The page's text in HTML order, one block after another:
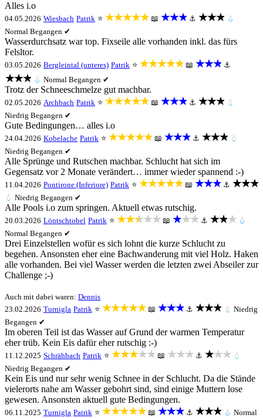
Alles i.o
04.05.2026 Wiesbach Patrik ⭐ ★★★★★ 📖 ★★★ ⚓ ★★★ 💧
Normal Begangen ✔
Wasserdurchsatz war top. Fixseile alle vorhanden inkl. das fürs
Felsltor.
03.05.2026 Bergleintal (unteres) Patrik ⭐ ★★★★★ 📖 ★★★ ⚓
★★★ 💧 Normal Begangen ✔
Trotz der Schneeschmelze gut machbar.
02.05.2026 Archbach Patrik ⭐ ★★★★★ 📖 ★★★ ⚓ ★★★ 💧
Niedrig Begangen ✔
Gute Bedingungen… alles i.o
24.04.2026 Kobelache Patrik ⭐ ★★★★★ 📖 ★★★ ⚓ ★★★ 💧
Niedrig Begangen ✔
Alle Sprünge und Rutschen machbar. Schlucht hat sich im
Gegensatz vor 2 Monate verändert… immer wieder spannend :-)
11.04.2026 Pontirone (Inferiore) Patrik ⭐ ★★★★★ 📖 ★★★ ⚓ ★★★
💧 Niedrig Begangen ✔
Alle Pools i.o zum springen. Aktuell etwas rutschig.
20.03.2026 Löntschtobel Patrik ⭐ ★★★★★ 📖 ★★★ ⚓ ★★★ 💧
Normal Begangen ✔
Drei Einzelstellen wofür es sich lohnt die kurze Schlucht zu
begehen. Ansonsten eher eine Bachwanderung mit viel Holz. Haken
alle vorhanden. Bei viel Wasser werden die letzten zwei Abseiler zur
Challenge ;-)
Auch mit dabei waren: Dennis
23.02.2026 Turnigla Patrik ⭐ ★★★★★ 📖 ★★★ ⚓ ★★★ 💧 Niedrig
Begangen ✔
Im oberen Teil ist das Wasser auf Grund der warmen Temperatur
eher trüb. Kein Eis dafür eher rutschig :-)
11.12.2025 Schrähbach Patrik ⭐ ★★★★★ 📖 ★★★ ⚓ ★★★ 💧
Niedrig Begangen ✔
Kein Eis und nur sehr wenig Schnee in der Schlucht. Da die Stände
vielerorts nahe am Wasser gebohrt sind, sind einige Muttern lose
gewesen. Ansonsten aktuell gute Bedingungen.
06.11.2025 Turnigla Patrik ⭐ ★★★★★ 📖 ★★★ ⚓ ★★★ 💧 Normal